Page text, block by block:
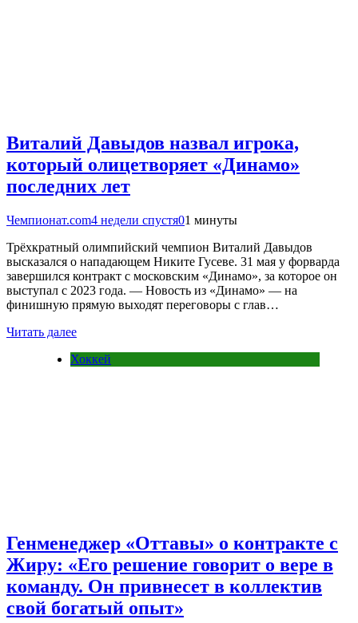
Виталий Давыдов назвал игрока,
который олицетворяет «Динамо»
последних лет
Чемпионат.com4 недели спустя01 минуты
Трёхкратный олимпийский чемпион Виталий Давыдов
высказался о нападающем Никите Гусеве. 31 мая у форварда
завершился контракт с московским «Динамо», за которое он
выступал с 2023 года. — Новость из «Динамо» — на
финишную прямую выходят переговоры с глав…
Читать далее
Хоккей
Генменеджер «Оттавы» о контракте с
Жиру: «Его решение говорит о вере в
команду. Он привнесет в коллектив
свой богатый опыт»